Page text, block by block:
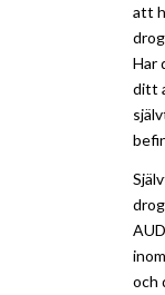
att
Har
ditt
och